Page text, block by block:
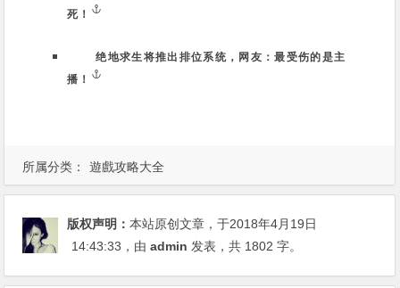
所属分类： 遊戲攻略大全
死！
绝地求生将推出排位系统，网友：最受伤的是主
播！
版权声明：本站原创文章，于2018年4月19日
14:43:33 ，由admin 发表，共 1802 字。